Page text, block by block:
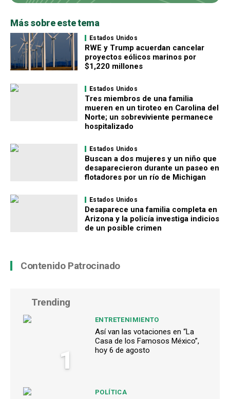
Más sobre este tema
Estados Unidos
RWE y Trump acuerdan cancelar
proyectos eólicos marinos por
$1,220 millones
Estados Unidos
Tres miembros de una familia
mueren en un tiroteo en Carolina del
Norte; un sobreviviente permanece
hospitalizado
Estados Unidos
Buscan a dos mujeres y un niño que
desaparecieron durante un paseo en
flotadores por un río de Michigan
Estados Unidos
Desaparece una familia completa en
Arizona y la policía investiga indicios
de un posible crimen
Contenido Patrocinado
Trending
1
ENTRETENIMIENTO
Así van las votaciones en “La
Casa de los Famosos México”,
hoy 6 de agosto
POLÍTICA